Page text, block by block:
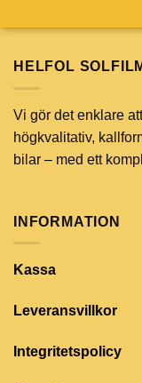
HELFOL
Vi gör det enklare
högkvalitativ,
bilar – med ett
INFORMATION
Kassa
Leveransvillkor
Integritetspolicy